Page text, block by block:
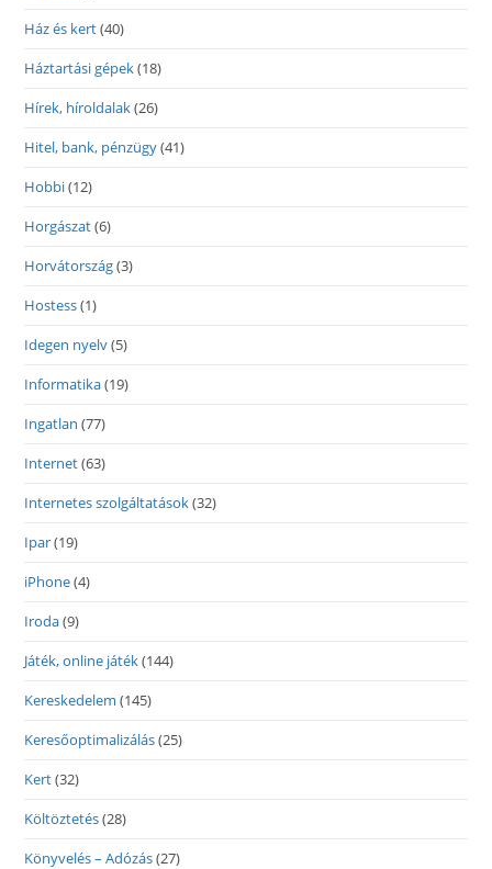
Ház és kert(40)
Háztartási gépek(18)
Hírek, híroldalak(26)
Hitel, bank, pénzügy(41)
Hobbi(12)
Horgászat(6)
Horvátország(3)
Hostess(1)
Idegen nyelv(5)
Informatika(19)
Ingatlan (77)
Internet(63)
Internetes szolgáltatások(32)
Ipar(19)
iPhone(4)
Iroda(9)
Játék, online játék(144)
Kereskedelem (145)
Keresőoptimalizálás(25)
Kert(32)
Költöztetés(28)
Könyvelés – Adózás(27)